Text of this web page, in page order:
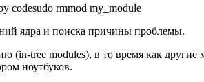
codesudo rmmod my_module
ядра и поиска причины проблемы.
tree modules), в то время как другие
ноутбуков.